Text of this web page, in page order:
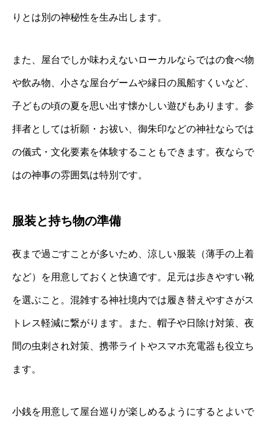
りとは別の神秘性を生み出します。
また、屋台でしか味わえないローカルならではの食べ物
や飲み物、小さな屋台ゲームや縁日の風船すくいなど、
子どもの頃の夏を思い出す懐かしい遊びもあります。参
拝者としては祈願・お祓い、御朱印などの神社ならでは
の儀式・文化要素を体験することもできます。夜ならで
はの神事の雰囲気は特別です。
服装と持ち物の準備
夜まで過ごすことが多いため、涼しい服装（薄手の上着
など）を用意しておくと快適です。足元は歩きやすい靴
を選ぶこと。混雑する神社境内では履き替えやすさがス
トレス軽減に繋がります。また、帽子や日除け対策、夜
間の虫刺され対策、携帯ライトやスマホ充電器も役立ち
ます。
小銭を用意して屋台巡りが楽しめるようにするとよいで